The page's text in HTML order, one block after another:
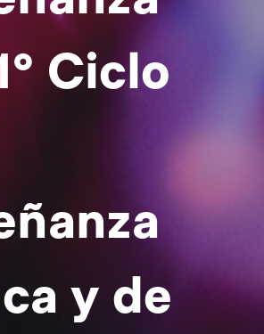
Ciclo
y de